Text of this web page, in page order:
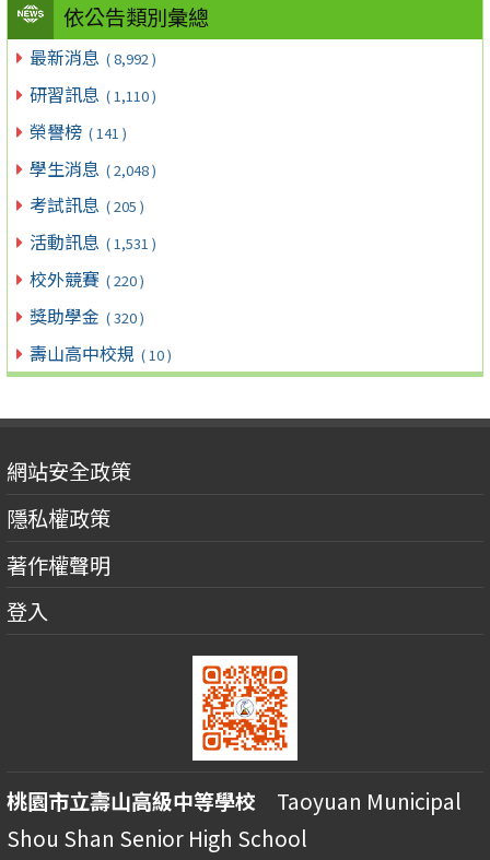
依公告類別彙總
最新消息 ( 8,992 )
研習訊息 ( 1,110 )
榮譽榜 ( 141 )
學生消息 ( 2,048 )
考試訊息 ( 205 )
活動訊息 ( 1,531 )
校外競賽 ( 220 )
獎助學金 ( 320 )
壽山高中校規 ( 10 )
網站安全政策
隱私權政策
著作權聲明
登入
桃園市立壽山高級中等學校 Taoyuan Municipal
Shou Shan Senior High School